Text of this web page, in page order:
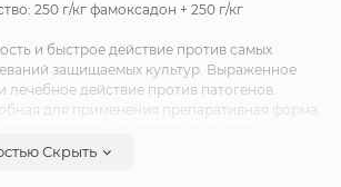
250 г/кг фамоксадон + 250 г/кг
и быстрое действие против самых
защищаемых культур. Выраженное
лечебное действие против патогенов.
для применения препаративная форма.
фитопатогенов.
Скрыть